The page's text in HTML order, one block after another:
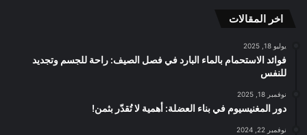
اخر المقالات
يوليو 18, 2025
فوائد الاستحمام بالماء البارد في فصل الصيف: راحة للجسم وتجديد
للنفس
نوفمبر 18, 2025
دور المغنيسيوم في بناء العضلة: أهمية لا تُقدّر بثمن!
نوفمبر 22, 2024